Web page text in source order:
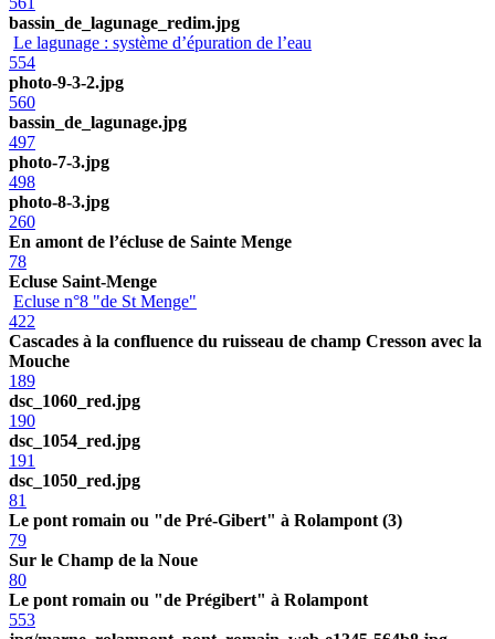
bassin_de_lagunage_redim.jpg
Le lagunage : système d’épuration de l’eau
554
photo-9-3-2.jpg
560
bassin_de_lagunage.jpg
497
photo-7-3.jpg
498
photo-8-3.jpg
260
En amont de l’écluse de Sainte Menge
78
Ecluse Saint-Menge
Ecluse n°8 "de St Menge"
422
Cascades à la confluence du ruisseau de champ Cresson avec la
Mouche
189
dsc_1060_red.jpg
190
dsc_1054_red.jpg
191
dsc_1050_red.jpg
81
Le pont romain ou "de Pré-Gibert" à Rolampont (3)
79
Sur le Champ de la Noue
80
Le pont romain ou "de Prégibert" à Rolampont
553